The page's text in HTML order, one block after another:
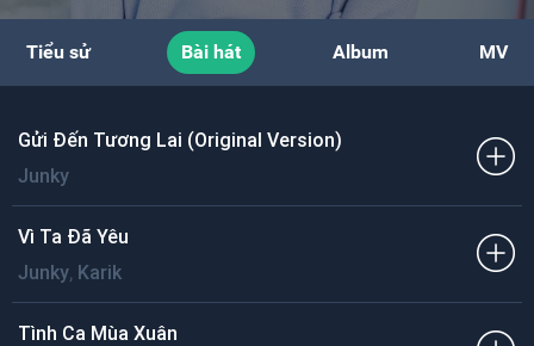
Tiểu sử Bài hát Album MV
Gửi Đến Tương Lai (Original Version)
Junky
Vì Ta Đã Yêu
Junky, Karik
Tình Ca Mùa Xuân